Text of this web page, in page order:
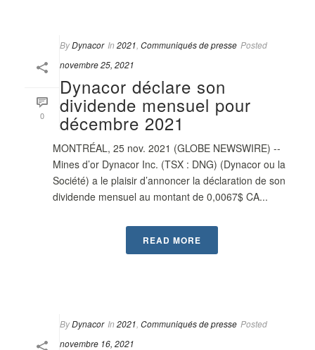
0
ByDynacor In 2021 Communiqués de presse Posted
novembre 25, 2021
Dynacor déclare son
dividende mensuel pour
décembre 2021
MONTRÉAL, 25 nov. 2021 (GLOBE NEWSWIRE) --
Mines d’or Dynacor Inc. (TSX : DNG) (Dynacor ou la
Société) a le plaisir d’annoncer la déclaration de son
dividende mensuel au montant de 0,0067$ CA...
READ MORE
ByDynacor In 2021 Communiqués de presse Posted
novembre 16, 2021